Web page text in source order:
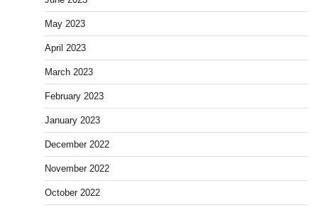
May 2023
April 2023
March 2023
February 2023
January 2023
December 2022
November 2022
October 2022